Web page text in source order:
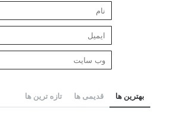
بهترین ها قدیمی ها تازه ترین ها